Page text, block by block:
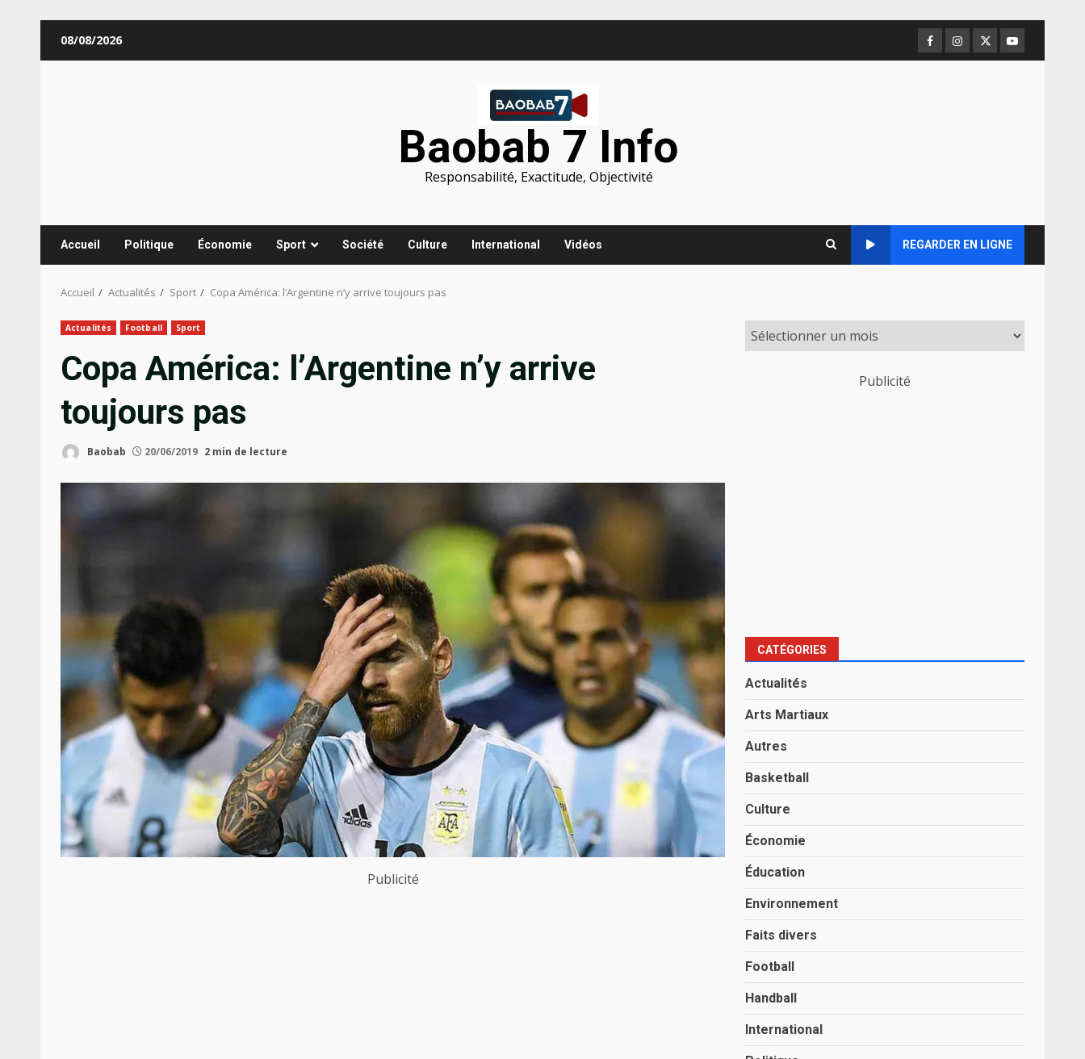
08/08/2026 Facebook
Instagram
TwitterYoutube
Baobab 7 Info
Responsabilité, Exactitude, Objectivité
Accueil Politique Économie Sport Société Culture International Vidéos REGARDER EN LIGNE
Accueil Actualités Sport Copa América: l’Argentine n’y arrive toujours pas
Actualités Football Sport
Copa América: l’Argentine n’y arrive
toujours pas
Baobab 20/06/2019 2 min de lecture
Publicité
Publicité
CATÉGORIES
Actualités
Arts Martiaux
Autres
Basketball
Culture
Économie
Éducation
Environnement
Faits divers
Football
Handball
International